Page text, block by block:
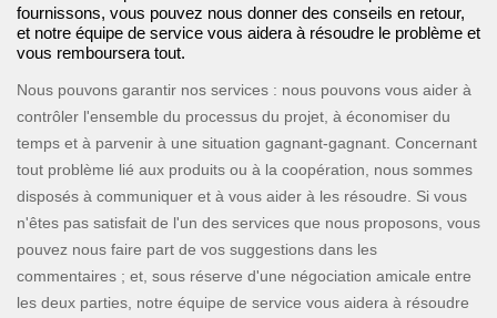
fournissons, vous pouvez nous donner des conseils en retour,
et notre équipe de service vous aidera à résoudre le problème et
vous remboursera tout.
Nous pouvons garantir nos services : nous pouvons vous aider à
contrôler l'ensemble du processus du projet, à économiser du
temps et à parvenir à une situation gagnant-gagnant. Concernant
tout problème lié aux produits ou à la coopération, nous sommes
disposés à communiquer et à vous aider à les résoudre. Si vous
n'êtes pas satisfait de l'un des services que nous proposons, vous
pouvez nous faire part de vos suggestions dans les
commentaires ; et, sous réserve d'une négociation amicale entre
les deux parties, notre équipe de service vous aidera à résoudre